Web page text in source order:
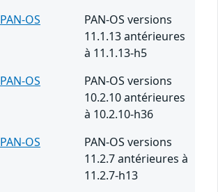
PAN-OS
PAN-OS versions
11.1.13 antérieures
à 11.1.13-h5
PAN-OS
PAN-OS versions
10.2.10 antérieures
à 10.2.10-h36
PAN-OS
PAN-OS versions
11.2.7 antérieures à
11.2.7-h13